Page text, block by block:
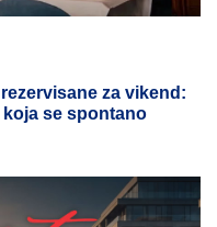
za vikend:
se spontano